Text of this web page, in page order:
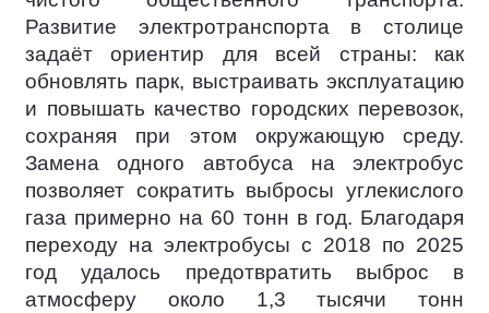
Развитие электротранспорта в столице
задаёт ориентир для всей страны: как
обновлять парк, выстраивать эксплуатацию
и повышать качество городских перевозок,
сохраняя при этом окружающую среду.
Замена одного автобуса на электробус
позволяет сократить выбросы углекислого
газа примерно на 60 тонн в год. Благодаря
переходу на электробусы с 2018 по 2025
год удалось предотвратить выброс в
атмосферу около 1,3 тысячи тонн